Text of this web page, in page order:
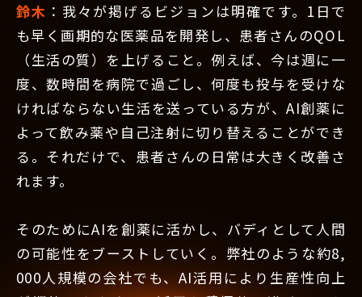
鈴木 ：我々が掲げるビジョンは明確です。1日で
も早く画期的な医薬品を開発し、患者さんのQOL
（生活の質）を上げること。例えば、今は週に一
度、数時間を病院で過ごし、何度も投与を受けな
ければならない生活を送っている方が、AI創薬に
よって飲み薬や自己注射に切り替えることができ
る。それだけで、患者さんの日常は大きく改善さ
れます。
そのためにAIを創薬に活かし、バディとして人間
の可能性をブーストしていく。弊社のような約8,
000人規模の会社でも、AI活用により生産性向上